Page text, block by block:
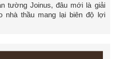
tường Joinus, đâu mới là giải
nhà thầu mang lại biên độ lợi